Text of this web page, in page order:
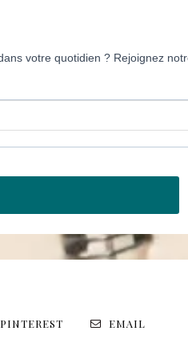
votre quotidien ? Rejoignez
PINTEREST EMAIL